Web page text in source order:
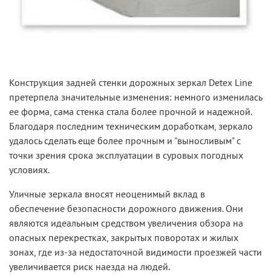
Конструкция задней стенки дорожных зеркал Detex Line
претерпела значительные изменения: немного изменилась
ее форма, сама стенка стала более прочной и надежной.
Благодаря последним техническим доработкам, зеркало
удалось сделать еще более прочным и "выносливым" с
точки зрения срока эксплуатации в суровых погодных
условиях.
Уличные зеркала вносят неоценимый вклад в
обеспечение безопасности дорожного движения. Они
являются идеальным средством увеличения обзора на
опасных перекрестках, закрытых поворотах и жилых
зонах, где из-за недостаточной видимости проезжей части
увеличивается риск наезда на людей.